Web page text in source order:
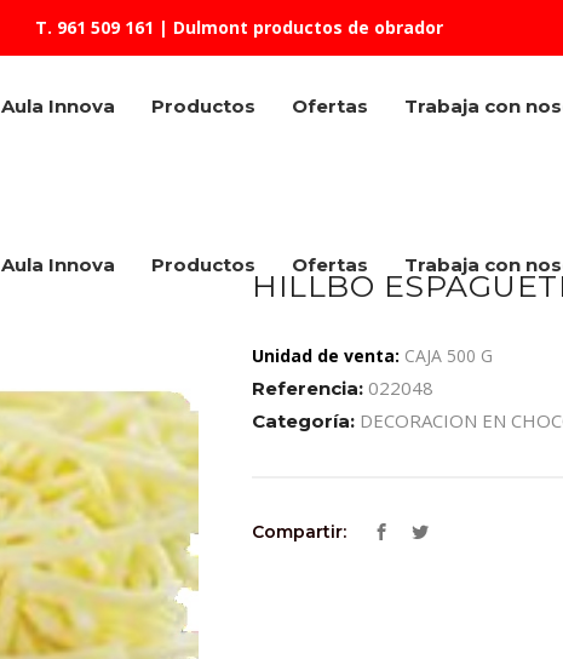
T. 961 509 161 | Dulmont productos de obrador
Aula Innova Productos Ofertas Trabaja con
Aula Innova Productos Ofertas Trabaja con
HILLBO
Unidad de venta: CAJA 500 G
Referencia: 022048
Categoría: DECORACION EN
Compartir: